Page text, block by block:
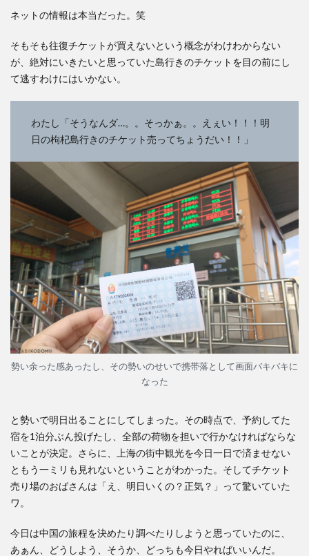
ネットの情報は本当だった。笑
そもそも往復チケットが買えないという概念がわけわからない
が、絶対にいきたいと思っていた島行きのチケットを目の前にし
て逃すわけにはいかない。
わたし「そうなんダ…。。そっかぁ。。えぇい！！！明
日の枸杞島行きのチケット売ってちょうだい！！」
勢い余った感あったし、その勢いのせいで携帯落として画面バキバキに
なった
と勢いで明日出ることにしてしまった。その時点で、予約してた
宿を1泊分ぶん投げたし、全部の荷物を担いで行かなければならな
いことが決定。さらに、上海の街中観光を今日一日で済ませない
ともう一ミリも見れないということがわかった。そしてチケット
売り場のおばさんは「え、明日いくの？正気？」って驚いていた
ワ。
今日は中国の旅程を決めたり調べたりしようと思っていたのに、
あぁん、どうしよう、そうか、どっちも今日やればいいんだ。